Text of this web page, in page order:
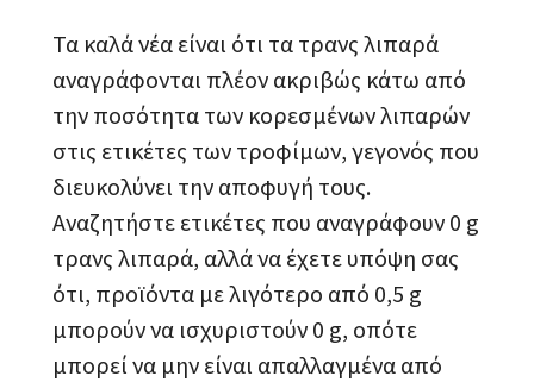
Τα καλά νέα είναι ότι τα τρανς λιπαρά
αναγράφονται πλέον ακριβώς κάτω από
την ποσότητα των κορεσμένων λιπαρών
στις ετικέτες των τροφίμων, γεγονός που
διευκολύνει την αποφυγή τους.
Αναζητήστε ετικέτες που αναγράφουν 0 g
τρανς λιπαρά, αλλά να έχετε υπόψη σας
ότι, προϊόντα με λιγότερο από 0,5 g
μπορούν να ισχυριστούν 0 g, οπότε
μπορεί να μην είναι απαλλαγμένα από